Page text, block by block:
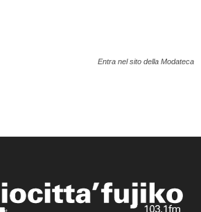
Entra nel sito della Modateca